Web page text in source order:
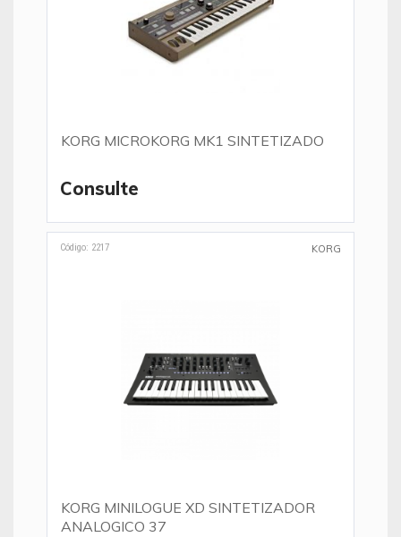
KORG MICROKORG MK1 SINTETIZADOR
Consulte
Código: 2217 KORG
KORG MINILOGUE XD SINTETIZADOR
ANALOGICO 37